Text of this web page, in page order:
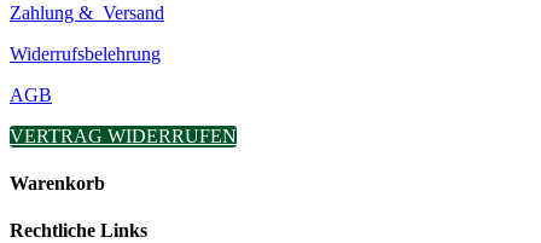
Zahlung & Versand
Widerrufsbelehrung
AGB
VERTRAG WIDERRUFEN
Warenkorb
Rechtliche Links